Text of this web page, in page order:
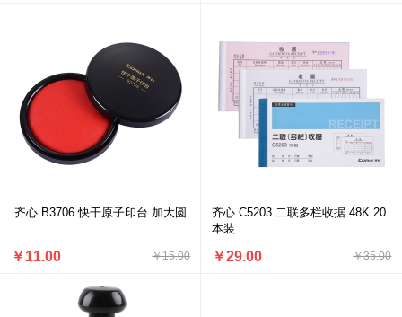
齐心 B3706 快干原子印台 加大圆
￥15.00
￥11.00
齐心 C5203 二联多栏收据 48K 20
本装
￥35.00
￥29.00